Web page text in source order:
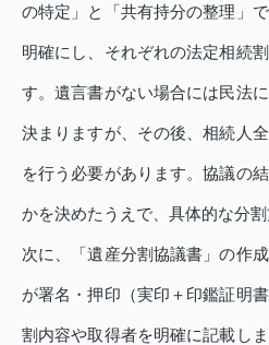
の特定」と「共有持分の整理」
明確にし、それぞれの法定相続
す。遺言書がない場合には民法
決まりますが、その後、相続人
を行う必要があります。協議の
かを決めたうえで、具体的な分
次に、「遺産分割協議書」の作
が署名・押印（実印＋印鑑証明
割内容や取得者を明確に記載し